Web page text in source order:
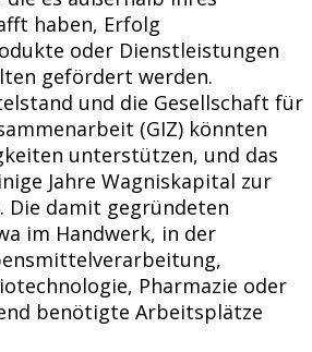
haben, Erfolg
oder Dienstleistungen
gefördert werden.
und die Gesellschaft für
(GIZ) könnten
unterstützen, und das
Jahre Wagniskapital zur
Die damit gegründeten
im Handwerk, in der
Pharmazie oder
benötigte Arbeitsplätze